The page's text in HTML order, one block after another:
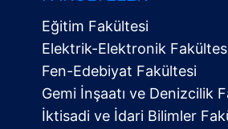
Eğitim Fakültesi
Elektrik-Elektronik
Fen-Edebiyat Fakültesi
Gemi İnşaatı ve Denizcilik
İktisadi ve İdari Bilimler